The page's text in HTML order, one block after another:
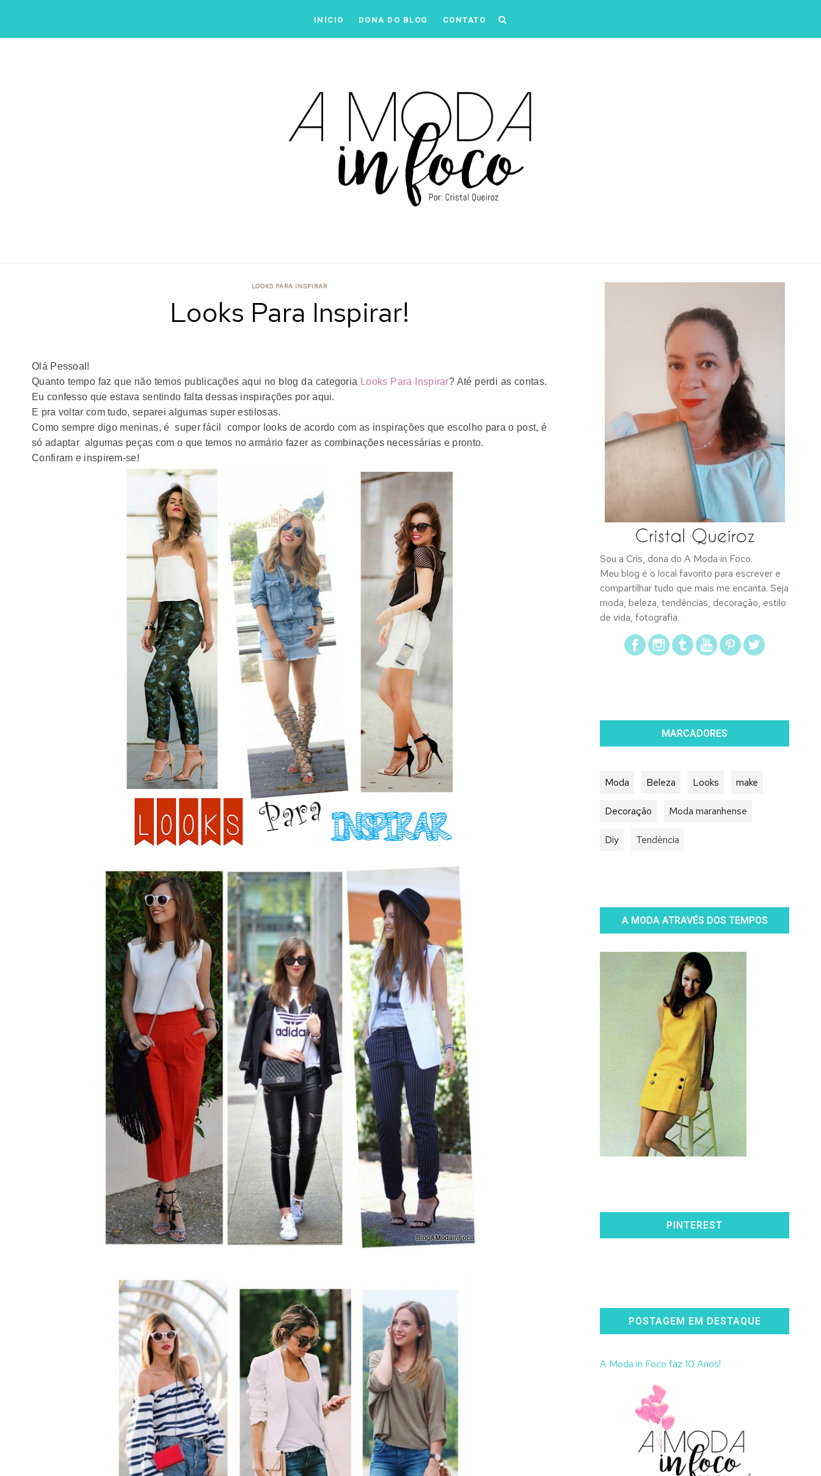
INÍCIO DONA DO BLOG CONTATO
LOOKS PARA INSPIRAR
Looks Para Inspirar!
Olá Pessoal!
Quanto tempo faz que não temos publicações aqui no blog da categoria Looks Para Inspirar? Até perdi as contas.
Eu confesso que estava sentindo falta dessas inspirações por aqui.
E pra voltar com tudo, separei algumas super estilosas.
Como sempre digo meninas, é super fácil compor looks de acordo com as inspirações que escolho para o post, é
só adaptar algumas peças com o que temos no armário fazer as combinações necessárias e pronto.
Confiram e inspirem-se!
Sou a Cris, dona do A Moda in Foco.
Meu blog é o local favorito para escrever e
compartilhar tudo que mais me encanta. Seja
moda, beleza, tendências, decoração, estilo
de vida, fotografia.
MARCADORES
Moda Beleza Looks make
Decoração Moda maranhense
Diy Tendência
A MODA ATRAVÉS DOS TEMPOS
PINTEREST
POSTAGEM EM DESTAQUE
A Moda in Foco faz 10 Anos!